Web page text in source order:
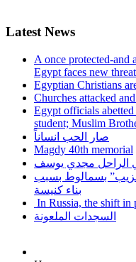
Latest News
A once protected-and
Egypt faces new
Egyptian Christians
Churches attacked
Egypt officials
student; Muslim
صار الحب انساناً
Magdy 40th memorial
الراحل مجدي يوسف
بسمالوط بسبب
بناء كنيسة
In Russia, the shift in
السجدات الملعونة